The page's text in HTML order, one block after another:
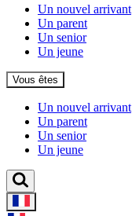
Un nouvel arrivant
Un parent
Un senior
Un jeune
Vous êtes
Un nouvel arrivant
Un parent
Un senior
Un jeune